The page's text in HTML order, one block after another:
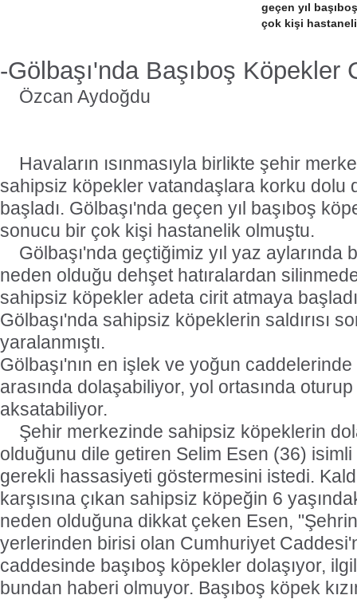
geçen yıl
çok kişi
-Gölbaşı'nda Başıboş Köpekler
Özcan Aydoğdu
Havaların ısınmasıyla birlikte şehir
sahipsiz köpekler vatandaşlara korku dolu
başladı. Gölbaşı'nda geçen yıl başıboş
sonucu bir çok kişi hastanelik olmuştu.
Gölbaşı'nda geçtiğimiz yıl yaz aylarında
neden olduğu dehşet hatıralardan
sahipsiz köpekler adeta cirit atmaya
Gölbaşı'nda sahipsiz köpeklerin saldırısı
yaralanmıştı.
Gölbaşı'nın en işlek ve yoğun
arasında dolaşabiliyor, yol ortasında
aksatabiliyor.
Şehir merkezinde sahipsiz köpeklerin
olduğunu dile getiren Selim Esen (36)
gerekli hassasiyeti göstermesini istedi.
karşısına çıkan sahipsiz köpeğin 6
neden olduğuna dikkat çeken Esen,
yerlerinden birisi olan Cumhuriyet
caddesinde başıboş köpekler dolaşıyor,
bundan haberi olmuyor. Başıboş köpek